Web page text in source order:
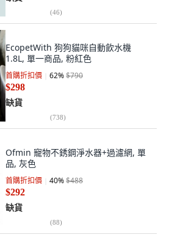
(46)
EcopetWith 狗狗貓咪自動飲水機
1.8L, 單一商品, 粉紅色
首購折扣價 62%$790
$298
缺貨
(738)
Ofmin 寵物不銹鋼淨水器+過濾網, 單
品, 灰色
首購折扣價 40%$488
$292
缺貨
(88)